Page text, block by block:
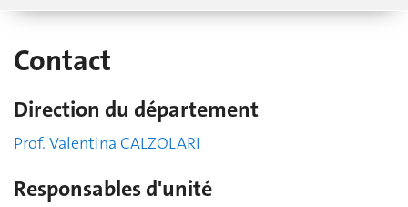
Contact
Direction du département
Prof. Valentina CALZOLARI
Responsables d'unité